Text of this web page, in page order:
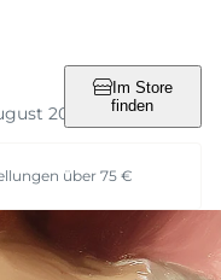
2026
Im Store
finden
über 75 €